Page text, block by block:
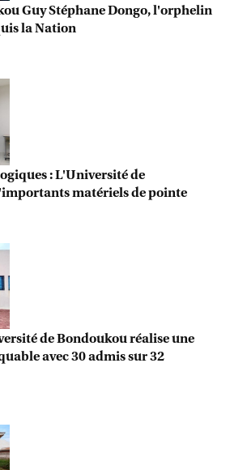
Guy Stéphane Dongo, l'orphelin
la Nation
: L'Université de
matériels de pointe
de Bondoukou réalise une
avec 30 admis sur 32